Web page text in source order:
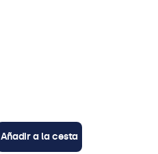
Añadir a la cesta